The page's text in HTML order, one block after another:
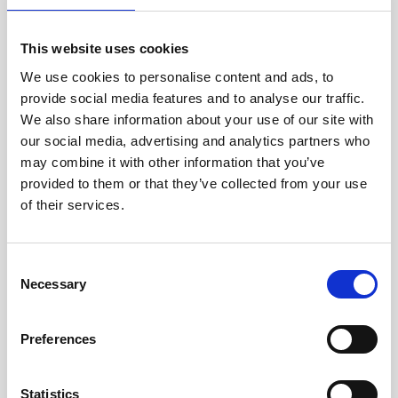
This website uses cookies
We use cookies to personalise content and ads, to
provide social media features and to analyse our traffic.
We also share information about your use of our site with
our social media, advertising and analytics partners who
may combine it with other information that you’ve
provided to them or that they’ve collected from your use
of their services.
Selection
Necessary
Preferences
Statistics
DOSTUPNI SADRŽAJI RESORTA
Pristup Sportskom i SPA centru
Pristup restoranima i barovima unutar resorta
Pristup plaži resorta - ležaljke i suncobrani
uključeni
Besplatna dostava iz trgovine Rosetta
Dodatne stolice dostupne na zahtjev